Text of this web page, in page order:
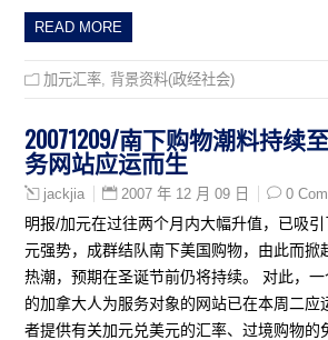
READ MORE
加元汇率 背景资料(政经社会)
20071209/南下购物潮料持续
务网站应运而生
jackjia 2007 年 12 月 09 日 0
明报/加元在过往两个月内大幅升值，已吸
元强势，成群结队南下美国购物，由此而掀
热潮，预期在圣诞节前仍将持续。 对此，
的加拿大人为服务对象的网站已在本周二应
者提供有关加元兑美元的汇率、过境购物的